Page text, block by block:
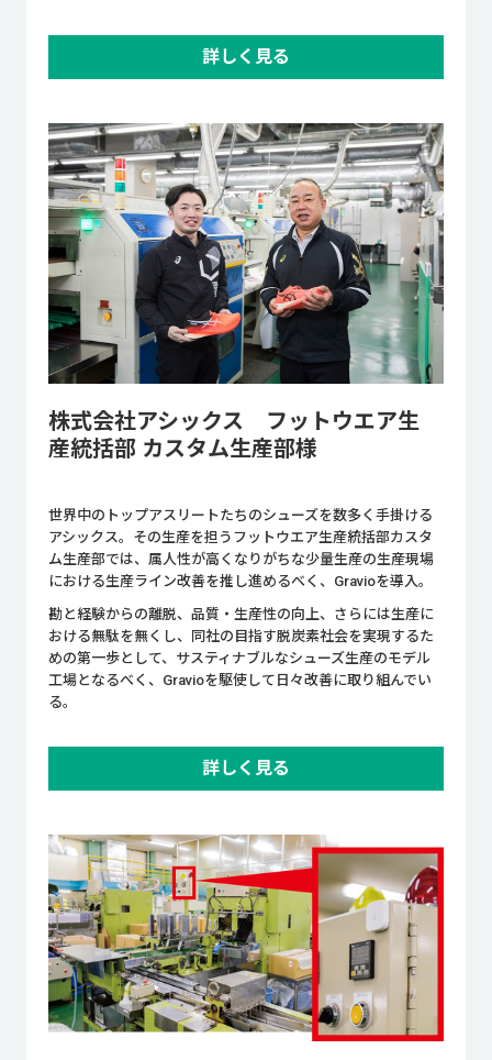
詳しく見る
株式会社アシックス フットウエア生
産統括部 カスタム生産部様
世界中のトップアスリートたちのシューズを数多く手掛ける
アシックス。その生産を担うフットウエア生産統括部カスタ
ム生産部では、属人性が高くなりがちな少量生産の生産現場
における生産ライン改善を推し進めるべく、Gravioを導入。
勘と経験からの離脱、品質・生産性の向上、さらには生産に
おける無駄を無くし、同社の目指す脱炭素社会を実現するた
めの第一歩として、サスティナブルなシューズ生産のモデル
工場となるべく、Gravioを駆使して日々改善に取り組んでい
る。
詳しく見る